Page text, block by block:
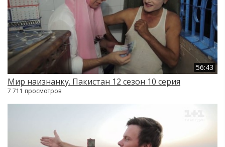
56:43
Мир наизнанку. Пакистан 12 сезон 10 серия
7 711 просмотров